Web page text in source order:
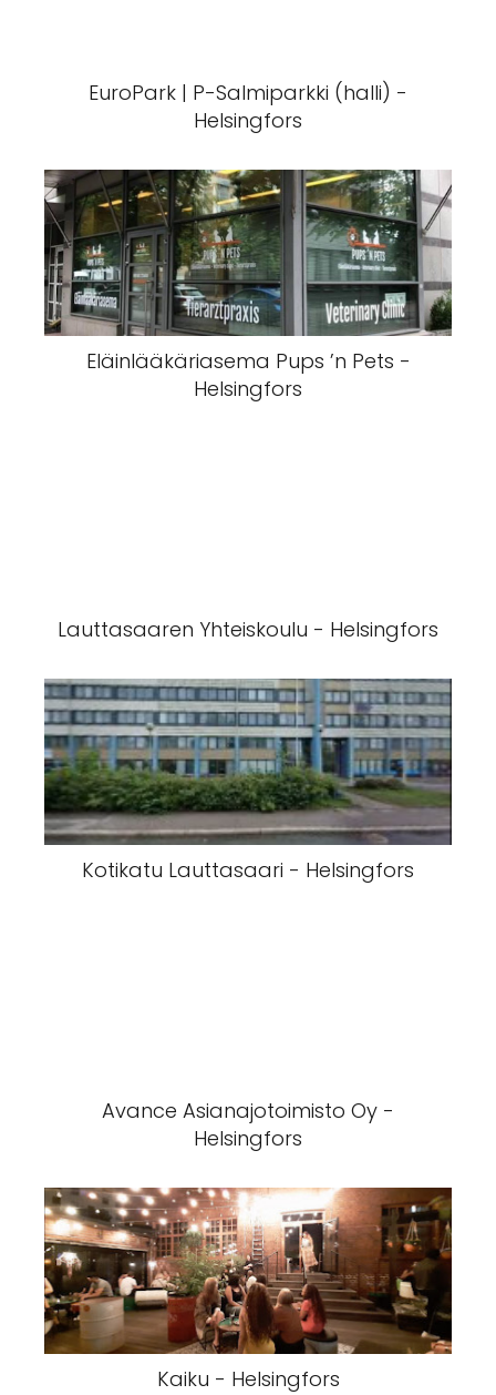
EuroPark | P-Salmiparkki (halli) -
Helsingfors
Eläinlääkäriasema Pups ’n Pets -
Helsingfors
Lauttasaaren Yhteiskoulu - Helsingfors
Kotikatu Lauttasaari - Helsingfors
Avance Asianajotoimisto Oy -
Helsingfors
Kaiku - Helsingfors